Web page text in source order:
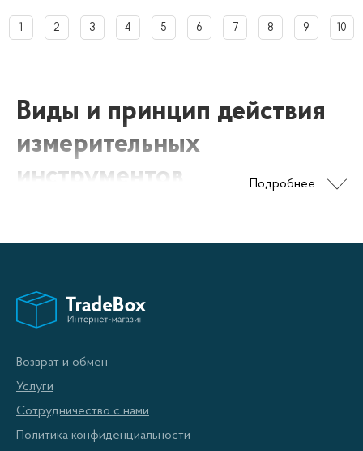
1 2 3 4 5 6 7 8 9 10
Подробнее
Виды и принцип действия
измерительных
инструментов
исключают возникновение погрешностей. Рассмотрим
основные измерительные приборы, без которых не
Возврат и обмен
Услуги
Сотрудничество с нами
Политика конфиденциальности